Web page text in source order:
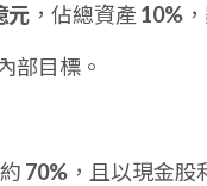
元 ，佔總資產 10%
部目標。
70% ，且以現金